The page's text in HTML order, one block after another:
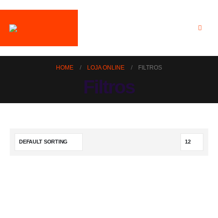
HOME LOJA ONLINE FILTROS
Filtros